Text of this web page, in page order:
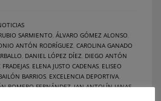
SARMIENTO ÁLVARO GÓMEZ ALONSO
ANTÓN RODRÍGUEZ CAROLINA GANADO
DANIEL LÓPEZ DÍEZ DIEGO ANTÓN
ELENA JUSTO CADENAS ELISEO
BARRIOS EXCELENCIA DEPORTIVA
ROMERO FERNÁNDEZ,JAN ANTOLÍN JANAS,